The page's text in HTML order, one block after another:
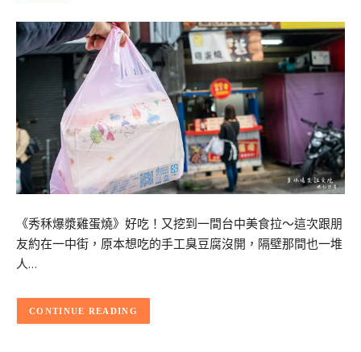
《秀秝爆漿雞蛋燒》好吃！又挖到一間台中美食拉～這次跟朋
友約在一中街，原本想吃的手工臭豆腐沒開，隔壁那間也一堆
人…
CONTINUE READING